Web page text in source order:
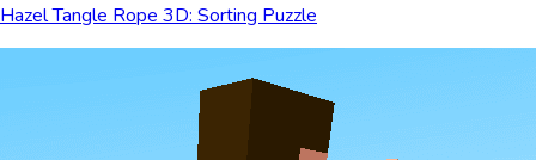
Hazel Tangle Rope 3D: Sorting Puzzle